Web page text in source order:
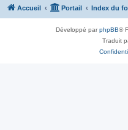
Accueil Portail Index du
Développé parphpBB®
Traduit